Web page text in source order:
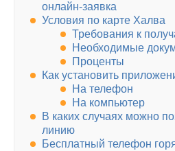
онлайн-заявка
Условия по карте Халва
Требования к
Необходимые
Проценты
Как установить
На телефон
На компьютер
В каких случаях можно
линию
Бесплатный телефон